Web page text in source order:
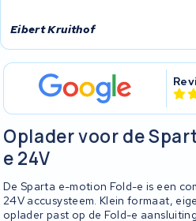
Eibert Kruithof
Oplader voor de
e 24V
De Sparta e-motion Fold-e is een
24V accusysteem. Klein formaat,
oplader past op de Fold-e